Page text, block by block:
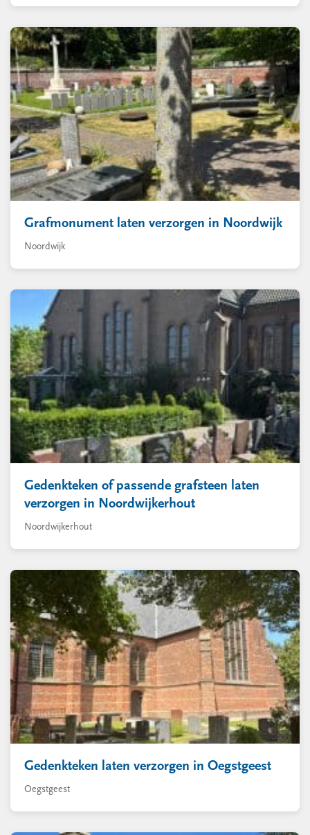
Grafmonument laten verzorgen in Noordwijk
Noordwijk
Gedenkteken of passende grafsteen laten
verzorgen in Noordwijkerhout
Noordwijkerhout
Gedenkteken laten verzorgen in Oegstgeest
Oegstgeest